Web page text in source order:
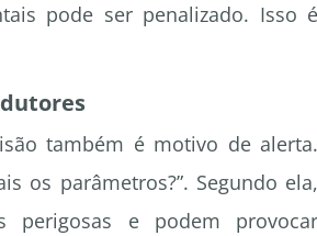
pode ser penalizado. Isso é
também é motivo de alerta.
os parâmetros?”. Segundo ela,
perigosas e podem provocar